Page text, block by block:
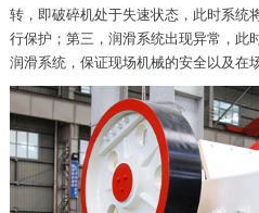
转，即破碎机处于失速状态，此时系统
行保护； 第三，润滑系统出现异常，此
润滑系统，保证现场机械的安全以及在